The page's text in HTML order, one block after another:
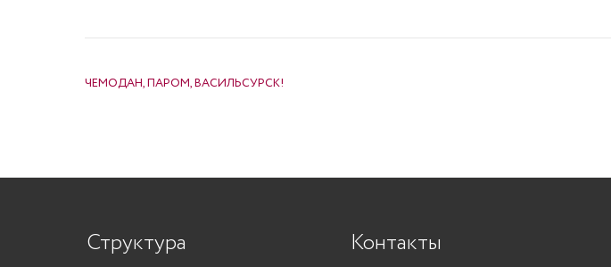
ЧЕМОДАН, ПАРОМ, ВАСИЛЬСУРСК!
Структура Контакты